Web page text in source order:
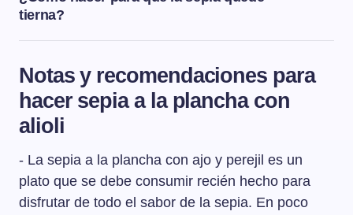
suele llamar choco a los ejemplares más pequeños y
Galicia se le llama choco, en Cantabria se le llama jibia
y en las regiones del Mediterráneo le llaman sepia.
tierna?
Para que la sepia quede tierna es fundamental el punto
Para hacer esta sepia a la plancha, la saltearemos
solamente durante un par de minutos.
Notas y recomendaciones para
hacer sepia a la plancha con
alioli
- La sepia a la plancha con ajo y perejil es un
plato que se debe consumir recién hecho para
disfrutar de todo el sabor de la sepia. En poco